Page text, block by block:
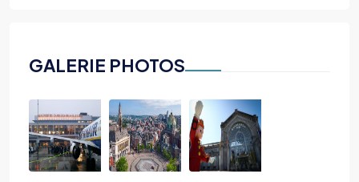
GALERIE PHOTOS